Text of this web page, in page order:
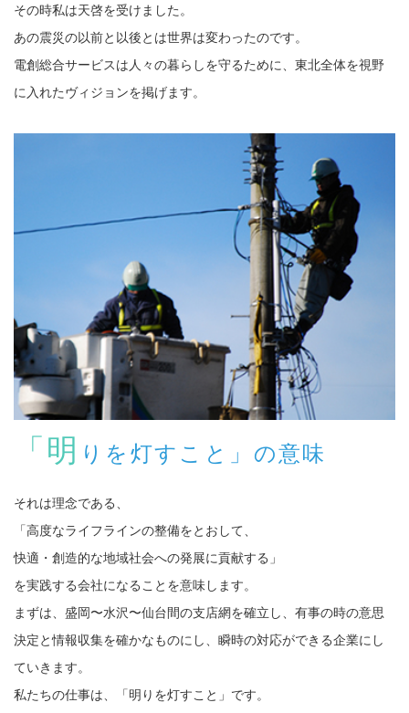
その時私は天啓を受けました。
あの震災の以前と以後とは世界は変わったのです。
電創総合サービスは人々の暮らしを守るために、東北全体を視野
に入れたヴィジョンを掲げます。
「明 りを灯すこと」の意味
それは理念である、
「高度なライフラインの整備をとおして、
快適・創造的な地域社会への発展に貢献する」
を実践する会社になることを意味します。
まずは、盛岡〜水沢〜仙台間の支店網を確立し、有事の時の意思
決定と情報収集を確かなものにし、瞬時の対応ができる企業にし
ていきます。
私たちの仕事は、「明りを灯すこと」です。